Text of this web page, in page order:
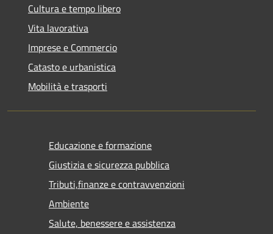
Cultura e tempo libero
Vita lavorativa
Imprese e Commercio
Catasto e urbanistica
Mobilità e trasporti
Educazione e formazione
Giustizia e sicurezza pubblica
Tributi,finanze e contravvenzioni
Ambiente
Salute, benessere e assistenza